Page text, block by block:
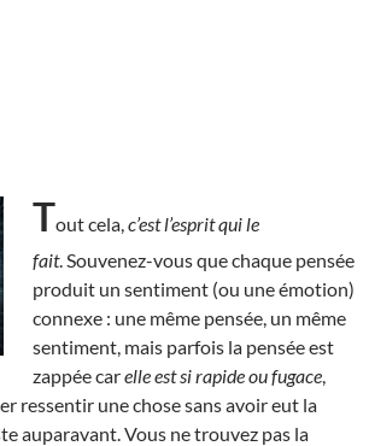
Tout cela, c’est l’esprit qui le
fait. Souvenez-vous que chaque pensée
produit un sentiment (ou une émotion)
connexe : une même pensée, un même
sentiment, mais parfois la pensée est
zappée carelle est si rapide ou fugace
ressentir une chose sans avoir eut la
auparavant. Vous ne trouvez pas la